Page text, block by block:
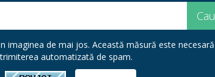
imaginea de mai jos. Această măsură este
trimiterea automatizată de spam.